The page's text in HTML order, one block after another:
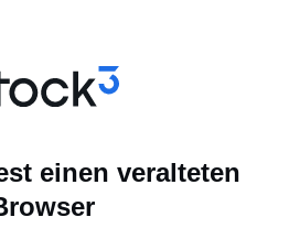
einen veralteten